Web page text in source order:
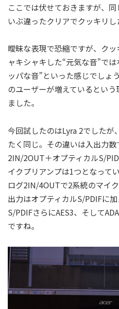
ここでは伏せておきますが、
いぶ違ったクリアでクッキリし
曖昧な表現で恐縮ですが、ク
ャキシャキした“元気な音”で
ッパな音”といった感じでし
のユーザーが増えているとい
ました。
今回試したのはLyra 2でしたが
たく同じ。その違いは入出力
2IN/2OUT＋オプティカルS/
イクプリアンプは1つとなって
ログ2IN/4OUTで2系統のマイ
出力はオプティカルS/PDIFに
S/PDIFさらにAES3、そして
ですね。